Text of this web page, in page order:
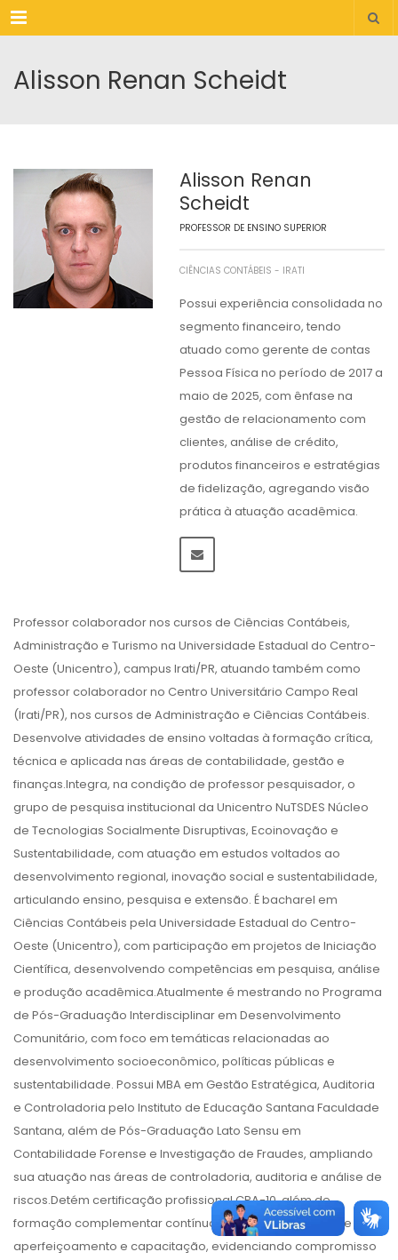
Menu
Alisson Renan Scheidt
Alisson Renan
Scheidt
PROFESSOR DE ENSINO SUPERIOR
CIÊNCIAS CONTÁBEIS - IRATI
Possui experiência consolidada no
segmento financeiro, tendo
atuado como gerente de contas
Pessoa Física no período de 2017 a
maio de 2025, com ênfase na
gestão de relacionamento com
clientes, análise de crédito,
produtos financeiros e estratégias
de fidelização, agregando visão
prática à atuação acadêmica.
Professor colaborador nos cursos de Ciências Contábeis,
Administração e Turismo na Universidade Estadual do Centro-
Oeste (Unicentro), campus Irati/PR, atuando também como
professor colaborador no Centro Universitário Campo Real
(Irati/PR), nos cursos de Administração e Ciências Contábeis.
Desenvolve atividades de ensino voltadas à formação crítica,
técnica e aplicada nas áreas de contabilidade, gestão e
finanças.Integra, na condição de professor pesquisador, o
grupo de pesquisa institucional da Unicentro NuTSDES Núcleo
de Tecnologias Socialmente Disruptivas, Ecoinovação e
Sustentabilidade, com atuação em estudos voltados ao
desenvolvimento regional, inovação social e sustentabilidade,
articulando ensino, pesquisa e extensão. É bacharel em
Ciências Contábeis pela Universidade Estadual do Centro-
Oeste (Unicentro), com participação em projetos de Iniciação
Científica, desenvolvendo competências em pesquisa, análise
e produção acadêmica.Atualmente é mestrando no Programa
de Pós-Graduação Interdisciplinar em Desenvolvimento
Comunitário, com foco em temáticas relacionadas ao
desenvolvimento socioeconômico, políticas públicas e
sustentabilidade. Possui MBA em Gestão Estratégica, Auditoria
e Controladoria pelo Instituto de Educação Santana Faculdade
Santana, além de Pós-Graduação Lato Sensu em
Contabilidade Forense e Investigação de Fraudes, ampliando
sua atuação nas áreas de controladoria, auditoria e análise de
riscos.Detém certificação profissional CPA-10, além de
formação complementar contínua por meio de cursos de
aperfeiçoamento e capacitação, evidenciando compromisso